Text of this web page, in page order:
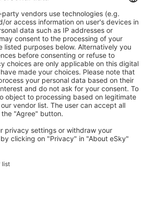
nuestra appy planifica
tus viajes